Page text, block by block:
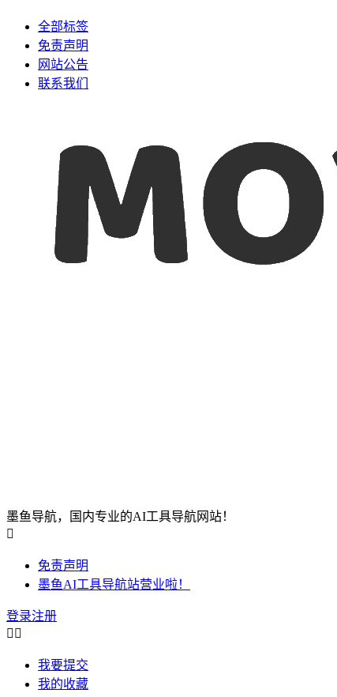
全部标签
免责声明
网站公告
联系我们
墨鱼导航，国内专业的AI工具导航网站！

免责声明
墨鱼AI工具导航站营业啦！
登录注册
 
我要提交
我的收藏